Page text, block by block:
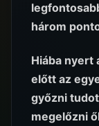
három
Hiába nyert
előtt az
győzni
megelőzni